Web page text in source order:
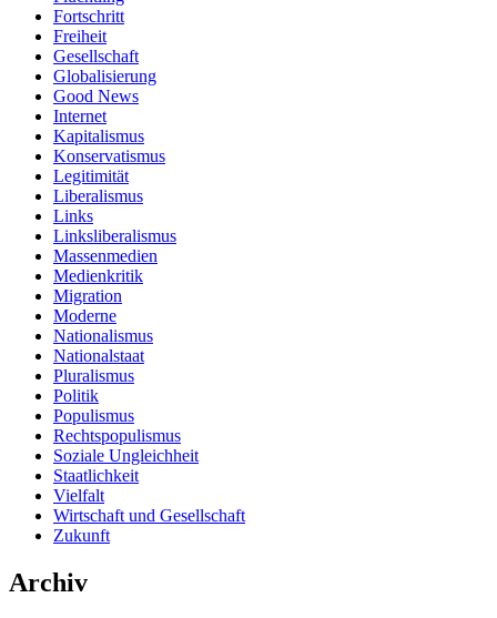
Fortschritt
Freiheit
Gesellschaft
Globalisierung
Good News
Internet
Kapitalismus
Konservatismus
Legitimität
Liberalismus
Links
Linksliberalismus
Massenmedien
Medienkritik
Migration
Moderne
Nationalismus
Nationalstaat
Pluralismus
Politik
Populismus
Rechtspopulismus
Soziale Ungleichheit
Staatlichkeit
Vielfalt
Wirtschaft und Gesellschaft
Zukunft
Archiv